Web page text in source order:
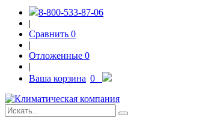
8-800-533-87-06
|
Сравнить 0
|
Отложенные 0
|
Ваша корзина 0